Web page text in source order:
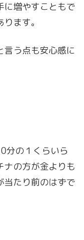
に増やすこともで
ます。
言う点も安心感に
分の１くらいら
ナの方が金よりも
当たり前のはずで